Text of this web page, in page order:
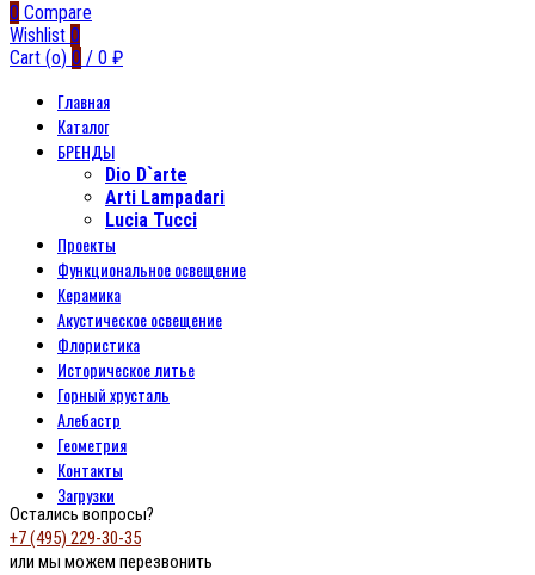
0 Compare
Wishlist 0
Cart (o) 0 / 0 ₽
Главная
Каталог
БРЕНДЫ
Dio D`arte
Arti Lampadari
Lucia Tucci
Проекты
Функциональное освещение
Керамика
Акустическое освещение
Флористика
Историческое литье
Горный хрусталь
Алебастр
Геометрия
Контакты
Загрузки
Остались вопросы?
+7 (495) 229-30-35
или мы можем перезвонить